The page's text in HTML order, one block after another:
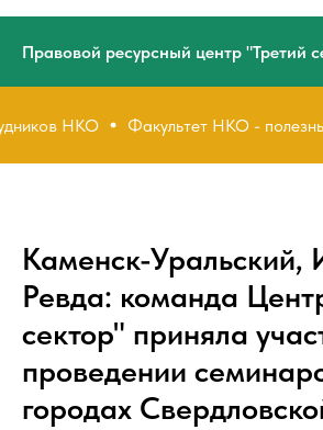
Правовой ресурсный центр "Третий
НКО Факультет НКО - полезный
Каменск-Уральский,
Ревда: команда
сектор" приняла
проведении
городах